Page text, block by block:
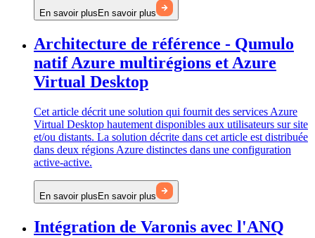
En savoir plus En savoir plus
Architecture de référence - Qumulo
natif Azure multirégions et Azure
Virtual Desktop
Cet article décrit une solution qui fournit des services Azure
Virtual Desktop hautement disponibles aux utilisateurs sur site
et/ou distants. La solution décrite dans cet article est distribuée
dans deux régions Azure distinctes dans une configuration
active-active.
En savoir plus En savoir plus
Intégration de Varonis avec l'ANQ